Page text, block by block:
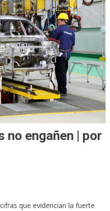
no engañen | por
que evidencian la fuerte